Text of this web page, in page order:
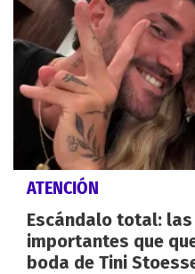
ATENCIÓN
Escándalo total:
importantes que
boda de Tini